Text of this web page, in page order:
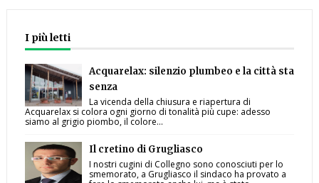
I più letti
Acquarelax: silenzio plumbeo e la città sta
senza
La vicenda della chiusura e riapertura di
Acquarelax si colora ogni giorno di tonalità più cupe: adesso
siamo al grigio piombo, il colore...
Il cretino di Grugliasco
I nostri cugini di Collegno sono conosciuti per lo
smemorato, a Grugliasco il sindaco ha provato a